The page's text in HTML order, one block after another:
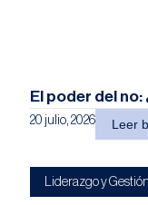
El poder del
20 julio, 2026 Leer
Liderazgo y Gestión